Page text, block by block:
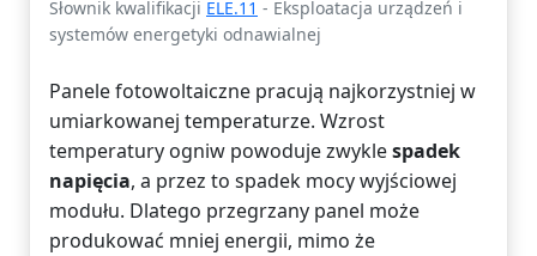
Słownik kwalifikacji ELE.11 - Eksploatacja urządzeń i
systemów energetyki odnawialnej
Panele fotowoltaiczne pracują najkorzystniej w
umiarkowanej temperaturze. Wzrost
temperatury ogniw powoduje zwyklespadek
napięcia, a przez to spadek mocy wyjściowej
modułu. Dlatego przegrzany panel może
produkować mniej energii, mimo że